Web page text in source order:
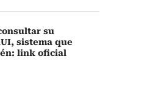
su
sistema que
link oficial